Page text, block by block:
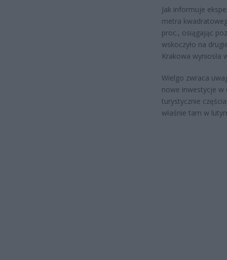
Jak informuje
metra
proc., osiągając
wskoczyło na
Krakowa wyniosła
Wielgo zwraca
nowe inwestycje w
turystycznie
właśnie tam w